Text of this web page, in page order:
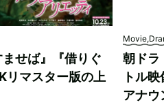
せば』『借りぐ
リマスター版の上
朝ドラ
トル
アナウ